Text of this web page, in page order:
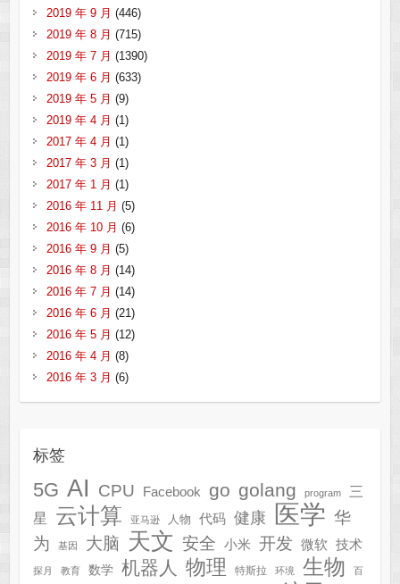
2019 年 9 月 (446)
2019 年 8 月 (715)
2019 年 7 月 (1390)
2019 年 6 月 (633)
2019 年 5 月 (9)
2019 年 4 月 (1)
2017 年 4 月 (1)
2017 年 3 月 (1)
2017 年 1 月 (1)
2016 年 11 月 (5)
2016 年 10 月 (6)
2016 年 9 月 (5)
2016 年 8 月 (14)
2016 年 7 月 (14)
2016 年 6 月 (21)
2016 年 5 月 (12)
2016 年 4 月 (8)
2016 年 3 月 (6)
标签
5G AI CPU Facebook go golang program
三
星
云计算 亚马逊 人物 代码 健康 医学 华
为
基因 大脑 天文 安全 小米 开发 微软 技术
探月 教育 数学 机器人 物理 特斯拉 环境 生物 百